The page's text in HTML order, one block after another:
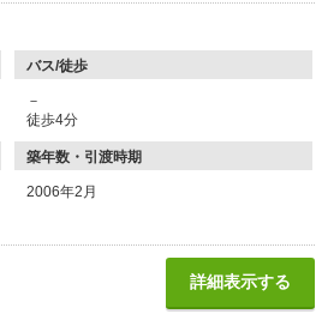
バス/徒歩
－
徒歩4分
築年数・引渡時期
2006年2月
詳細表示する